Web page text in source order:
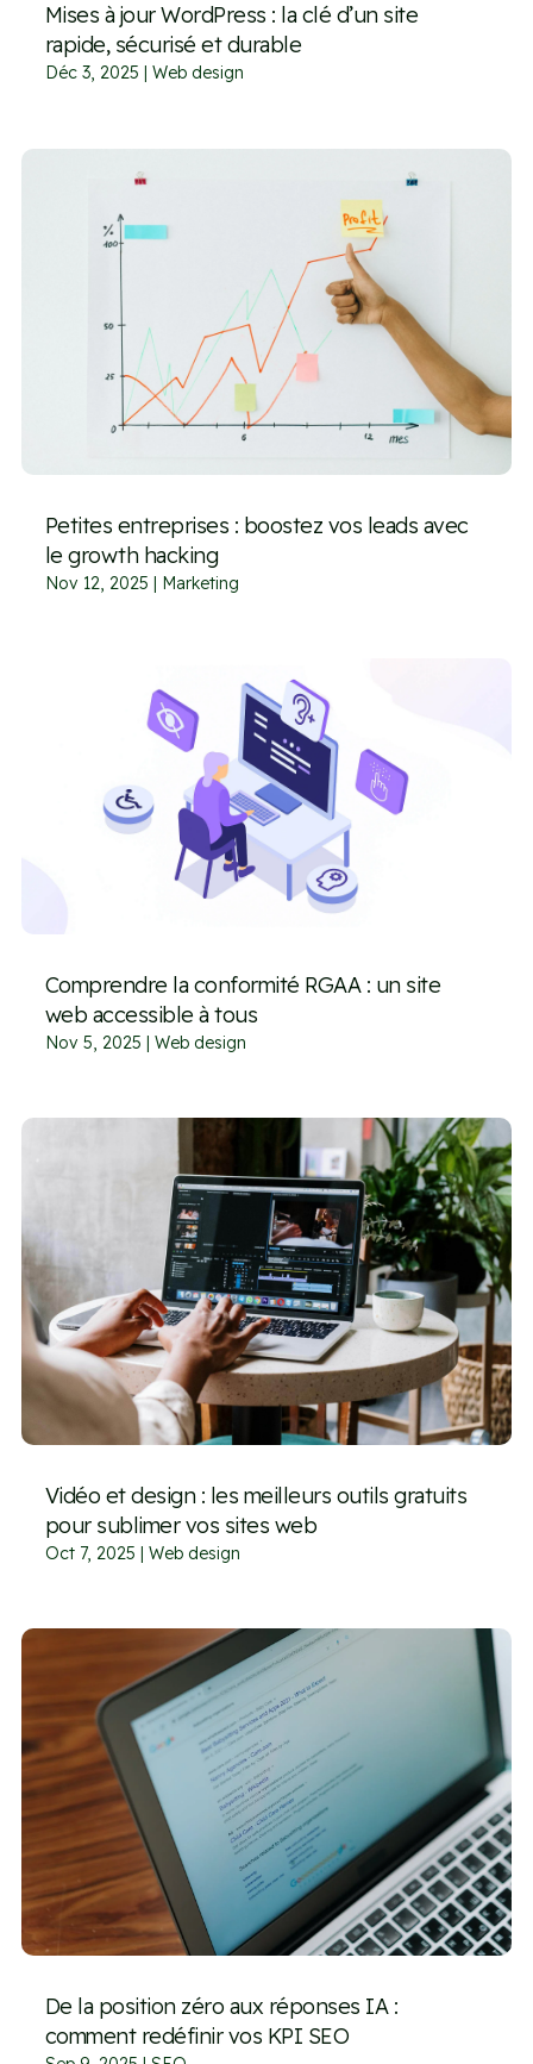
Mises à jour WordPress : la clé d’un site
rapide, sécurisé et durable
Déc 3, 2025 Web design
Petites entreprises : boostez vos leads avec
le growth hacking
Nov 12, 2025 Marketing
Comprendre la conformité RGAA : un site
web accessible à tous
Nov 5, 2025 | Web design
Vidéo et design : les meilleurs outils gratuits
pour sublimer vos sites web
Oct 7, 2025 | Web design
De la position zéro aux réponses IA :
comment redéfinir vos KPI SEO